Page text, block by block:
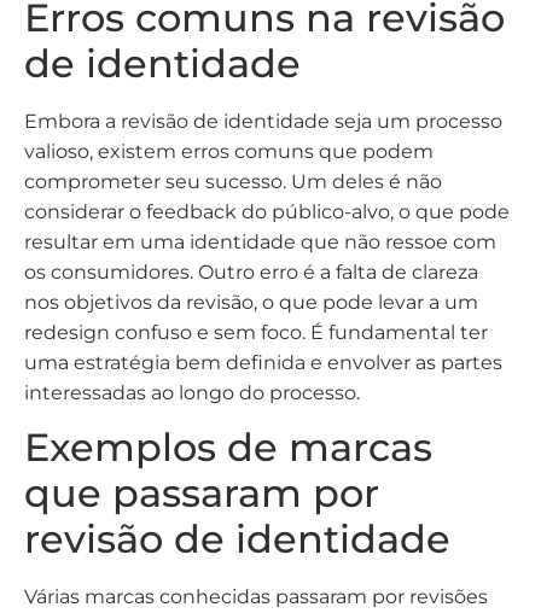
Erros comuns na revisão
de identidade
Embora a revisão de identidade seja um processo
valioso, existem erros comuns que podem
comprometer seu sucesso. Um deles é não
considerar o feedback do público-alvo, o que pode
resultar em uma identidade que não ressoe com
os consumidores. Outro erro é a falta de clareza
nos objetivos da revisão, o que pode levar a um
redesign confuso e sem foco. É fundamental ter
uma estratégia bem definida e envolver as partes
interessadas ao longo do processo.
Exemplos de marcas
que passaram por
revisão de identidade
Várias marcas conhecidas passaram por revisões